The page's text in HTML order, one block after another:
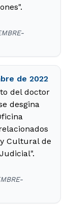
de 2022
del doctor
desgina
Cultural de